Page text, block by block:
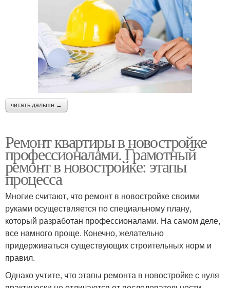
читать дальше →
Ремонт квартиры в новостройке
профессионалами. Грамотный
ремонт в новостройке: этапы
процесса
Многие считают, что ремонт в новостройке своими
руками осуществляется по специальному плану,
который разработан профессионалами. На самом деле,
все намного проще. Конечно, желательно
придерживаться существующих строительных норм и
правил.
Однако учтите, что этапы ремонта в новостройке с нуля